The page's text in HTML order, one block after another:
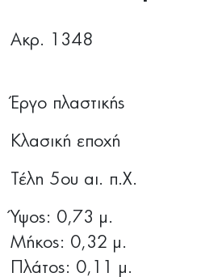
Ακρ. 1348
Έργο πλαστικής
Κλασική εποχή
Τέλη 5ου αι. π.Χ.
Ύψος: 0,73 μ.
Μήκος: 0,32 μ.
Πλάτος: 0,11 μ.